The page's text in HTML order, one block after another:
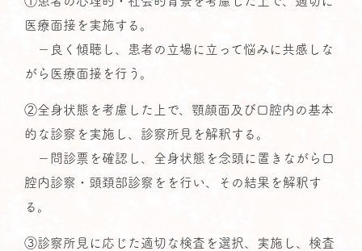
医療面接を実施する。
－良く傾聴し、患者の立場に立って悩みに共感しな
がら医療面接を行う。
②全身状態を考慮した上で、顎顔面及び口腔内の基本
的な診察を実施し、診察所見を解釈する。
－問診票を確認し、全身状態を念頭に置きながら口
腔内診察・頭頚部診察をを行い、その結果を解釈す
る。
③診察所見に応じた適切な検査を選択、実施し、検査